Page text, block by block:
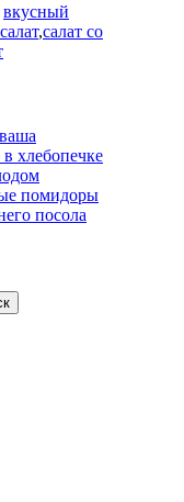
вкусный
,салат со
хлебопечке
помидоры
посола